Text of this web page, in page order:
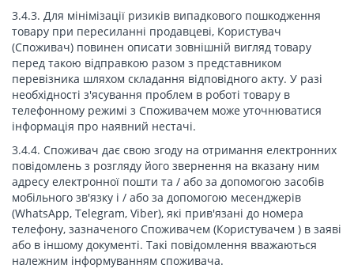
3.4.3. Для мінімізації ризиків випадкового пошкодження
товару при пересиланні продавцеві, Користувач
(Споживач) повинен описати зовнішній вигляд товару
перед такою відправкою разом з представником
перевізника шляхом складання відповідного акту. У разі
необхідності з'ясування проблем в роботі товару в
телефонному режимі з Споживачем може уточнюватися
інформація про наявний нестачі.
3.4.4. Споживач дає свою згоду на отримання електронних
повідомлень з розгляду його звернення на вказану ним
адресу електронної пошти та / або за допомогою засобів
мобільного зв'язку і / або за допомогою месенджерів
(WhatsApp, Telegram, Viber), які прив'язані до номера
телефону, зазначеного Споживачем (Користувачем ) в заяві
або в іншому документі. Такі повідомлення вважаються
належним інформуванням споживача.